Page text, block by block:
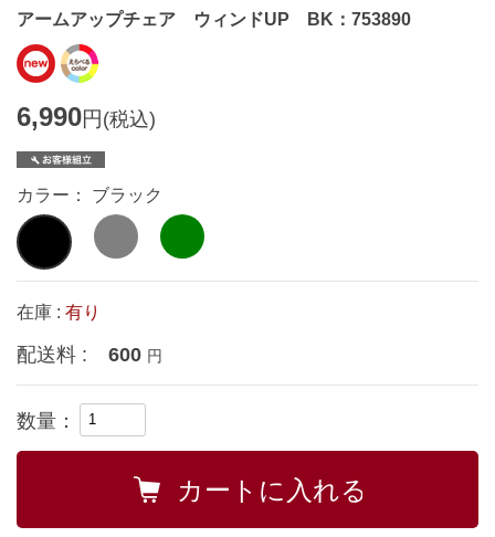
アームアップチェア ウィンドUP BK：753890
6,990円(税込)
カラー： ブラック
在庫 : 有り
配送料 : 600 円
数量：